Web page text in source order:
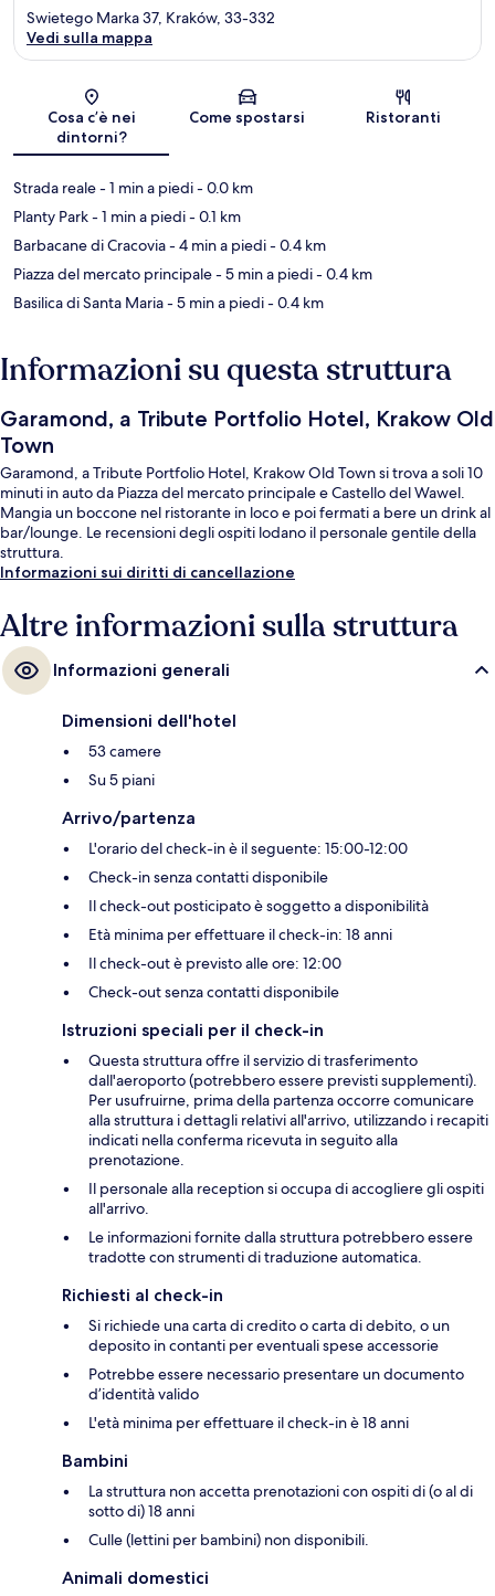
Mappa
Swietego Marka 37, Kraków, 33-332
Vedi sulla mappa
Cosa c’è nei
dintorni?
Come spostarsi Ristoranti
Strada reale- 1 min a piedi- 0.0 km
Planty Park- 1 min a piedi- 0.1 km
Barbacane di Cracovia- 4 min a piedi- 0.4 km
Piazza del mercato principale- 5 min a piedi- 0.4 km
Basilica di Santa Maria- 5 min a piedi- 0.4 km
Informazioni su questa struttura
Garamond, a Tribute Portfolio Hotel, Krakow Old
Town
Garamond, a Tribute Portfolio Hotel, Krakow Old Town si trova a soli 10
minuti in auto da Piazza del mercato principale e Castello del Wawel.
Mangia un boccone nel ristorante in loco e poi fermati a bere un drink al
bar/lounge. Le recensioni degli ospiti lodano il personale gentile della
struttura.
Informazioni sui diritti di cancellazione
Altre informazioni sulla struttura
Informazioni generali
Dimensioni dell'hotel
53 camere
Su 5 piani
Arrivo/partenza
L'orario del check-in è il seguente: 15:00-12:00
Check-in senza contatti disponibile
Il check-out posticipato è soggetto a disponibilità
Età minima per effettuare il check-in: 18 anni
Il check-out è previsto alle ore: 12:00
Check-out senza contatti disponibile
Istruzioni speciali per il check-in
Questa struttura offre il servizio di trasferimento
dall'aeroporto (potrebbero essere previsti supplementi).
Per usufruirne, prima della partenza occorre comunicare
alla struttura i dettagli relativi all'arrivo, utilizzando i recapiti
indicati nella conferma ricevuta in seguito alla
prenotazione.
Il personale alla reception si occupa di accogliere gli ospiti
all'arrivo.
Le informazioni fornite dalla struttura potrebbero essere
tradotte con strumenti di traduzione automatica.
Richiesti al check-in
Si richiede una carta di credito o carta di debito, o un
deposito in contanti per eventuali spese accessorie
Potrebbe essere necessario presentare un documento
d’identità valido
L'età minima per effettuare il check-in è 18 anni
Bambini
La struttura non accetta prenotazioni con ospiti di (o al di
sotto di) 18 anni
Culle (lettini per bambini) non disponibili.
Animali domestici